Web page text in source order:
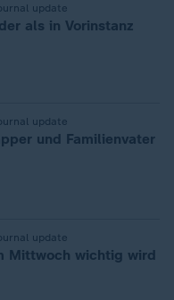
update
als in Vorinstanz
update
und Familienvater
update
Mittwoch wichtig wird